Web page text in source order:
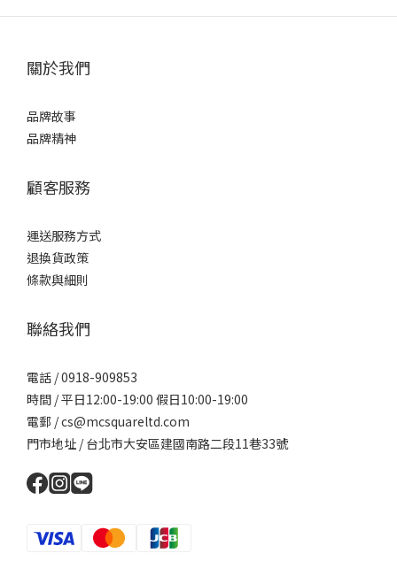
關於我們
品牌故事
品牌精神
顧客服務
運送服務方式
退換貨政策
條款與細則
聯絡我們
電話 / 0918-909853
時間 / 平日12:00-19:00 假日10:00-19:00
電郵 / cs@mcsquareltd.com
門市地址 / 台北市大安區建國南路二段11巷33號